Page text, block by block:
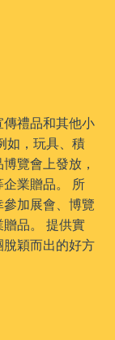
禮品和其他小
如，玩具、積
覽會上發放，
業贈品。 所
加展會、博覽
品。 提供實
穎而出的好方